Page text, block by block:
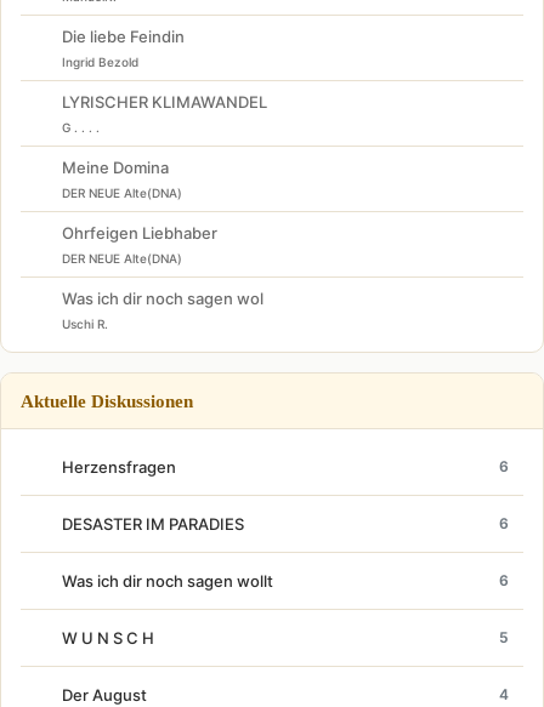
Die liebe Feindin
Ingrid Bezold
LYRISCHER KLIMAWANDEL
G . . . .
Meine Domina
DER NEUE Alte(DNA)
Ohrfeigen Liebhaber
DER NEUE Alte(DNA)
Was ich dir noch sagen wol
Uschi R.
Aktuelle Diskussionen
Herzensfragen 6
DESASTER IM PARADIES 6
Was ich dir noch sagen wollt 6
W U N S C H 5
Der August 4